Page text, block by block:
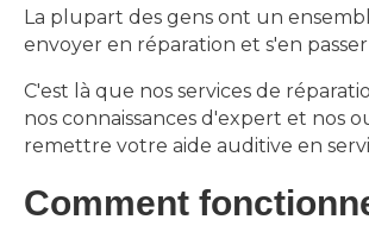
La plupart des gens ont un
envoyer en réparation et s'en
C'est là que nos services de
nos connaissances d'expert et nos
remettre votre aide auditive en
Comment